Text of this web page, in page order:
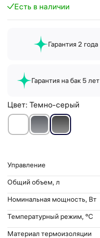
Есть в наличии
Гарантия 2 года
Гарантия на бак 5 лет
Цвет: Темно-серый
Управление
Общий объем, л
Номинальная мощность, Вт
Температурный режим, °С
Материал термоизоляции